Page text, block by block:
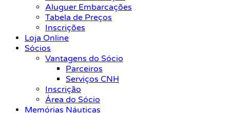
Aluguer Embarcações
Tabela de Preços
Inscrições
Loja Online
Sócios
Vantagens do Sócio
Parceiros
Serviços CNH
Inscrição
Área do Sócio
Memórias Náuticas